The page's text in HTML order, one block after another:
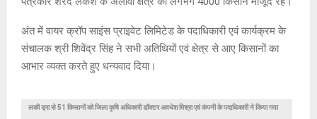
अंत में वायर क्रॉप साइंस प्राइवेट लिमिटेड के पदाधिकारी एवं कार्यक्रम के
संचालक श्री शिवेंद्र सिंह ने सभी अतिथियों एवं क्षेत्र से आए किसानों का
आभार व्यक्त करते हुए धन्यवाद दिया।
लकी ड्रा से 51 किसानों को जिला कृषि अधिकारी डॉक्टर अवधेश मिश्रा एवं कंपनी के पदाधिकारी ने किया गया